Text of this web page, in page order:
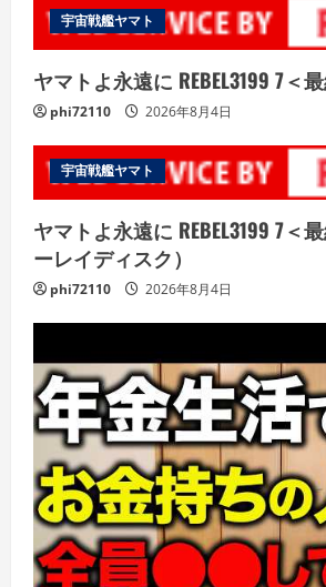
宇宙戦艦ヤマト
ヤマトよ永遠に REBEL3199 7＜
phi72110 2026年8月4日
宇宙戦艦ヤマト
ヤマトよ永遠に REBEL3199 7＜
ーレイディスク）
phi72110 2026年8月4日